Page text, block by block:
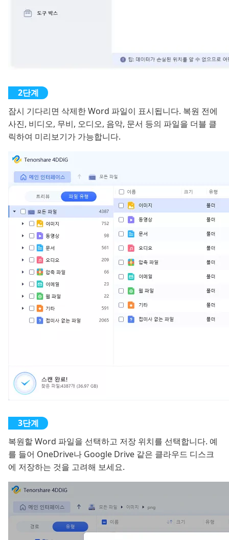
잠시 기다리면 삭제한 Word 파일이 표시됩니다. 복원 전에
사진, 비디오, 무비, 오디오, 음악, 문서 등의 파일을 더블 클
릭하여 미리보기가 가능합니다.
복원할 Word 파일을 선택하고 저장 위치를 선택합니다. 예
를 들어 OneDrive나 Google Drive 같은 클라우드 디스크
에 저장하는 것을 고려해 보세요.